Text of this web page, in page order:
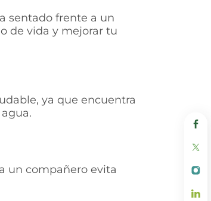
sentado frente a un
de vida y mejorar tu
ya que encuentra
un compañero evita